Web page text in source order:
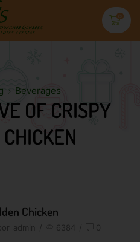
0
Beverages
OF CRISPY
Chicken
admin 6384 0